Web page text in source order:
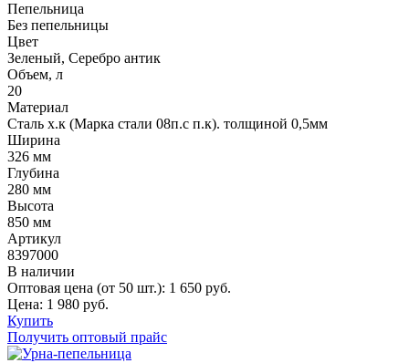
Пепельница
Без пепельницы
Цвет
Зеленый, Серебро антик
Объем, л
20
Материал
Сталь х.к (Марка стали 08п.с п.к). толщиной 0,5мм
Ширина
326 мм
Глубина
280 мм
Высота
850 мм
Артикул
8397000
В наличии
Оптовая цена (от 50 шт.): 1 650 руб.
Цена: 1 980 руб.
Купить
Получить оптовый прайс